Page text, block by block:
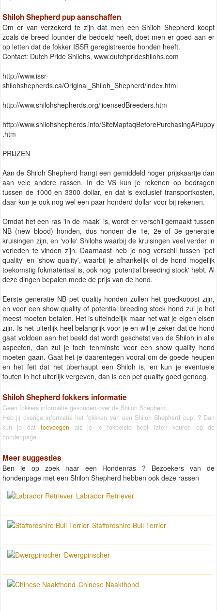
Shiloh Shepherd pup aanschaffen
Om er van verzekerd te zijn dat men een Shiloh Shepherd koopt
zoals de breed founder die bedoeld heeft, doet men er goed aan er
op letten dat de fokker ISSR geregistreerde honden heeft.
Contact: Dutch Pride Shilohs, www.dutchprideshilohs.com
http://www.issr-
shilohshepherds.ca/Original_Shiloh_Shepherd/index.html
http://www.shilohshepherds.org/licensedBreeders.htm
http://www.shilohshepherds.info/SiteMapfaqBeforePurchasingAPuppy
.htm
PRIJZEN
Aan de Shiloh Shepherd hangt een gemiddeld hoger prijskaartje dan
aan vele andere rassen. In de VS kun je rekenen op bedragen
tussen de 1000 en 3300 dollar, en dat is exclusief transportkosten,
daar kun je ook nog wel een paar honderd dollar voor bij rekenen.
Omdat het een ras 'in de maak' is, wordt er verschil gemaakt tussen
NB (new blood) honden, dus honden die 1e, 2e of 3e generatie
kruisingen zijn, en 'volle' Shilohs waarbij de kruisingen veel verder in
verleden te vinden zijn. Daarnaast heb je nog verschil tussen 'pet
quality' en 'show quality', waarbij je afhankelijk of de hond mogelijk
toekomstig fokmateriaal is, ook nog 'potential breeding stock' hebt. Al
deze dingen bepalen mede de prijs van de hond.
Eerste generatie NB pet quality honden zullen het goedkoopst zijn,
en voor een show quality of potential breeding stock hond zul je het
meest moeten betalen. Het is uiteindelijk maar net wat je eigen eisen
zijn. Is het uiterlijk heel belangrijk voor je en wil je zeker dat de hond
gaat voldoen aan het beeld dat wordt geschetst van de Shiloh in alle
aspecten, dan zul je toch tenminste voor een show quality hond
moeten gaan. Gaat het je daarentegen vooral om de goede heupen
en het feit dat het überhaupt een Shiloh is, en kun je eventuele
fouten in het uiterlijk vergeven, dan is een pet quality goed genoeg.
Shiloh Shepherd fokkers informatie
Geen fokkers informatie gevonden over de Shiloh Shepherd.
Heb jij overige informatie het fokkken van een Shiloh Shepherd pup. ? Dan
kun je dattoevoegen als je je fokbeleid hebt laten keuren op de
hondenpage.
Meer suggesties
Ben je op zoek naar een Hondenras ? Bezoekers van de
hondenpage met een Shiloh Shepherd hebben ook deze rassen
Labrador Retriever
Staffordshire Bull Terrier
Dwergpinscher
Chinese Naakthond